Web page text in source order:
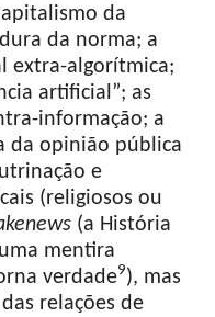
da
da norma; a
extra-algorítmica;
artificial”; as
informação; a
da opinião pública
e
(religiosos ou
(a História
mentira
verdade9), mas
relações de